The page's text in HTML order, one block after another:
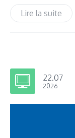
Lire la suite
22.07
2026